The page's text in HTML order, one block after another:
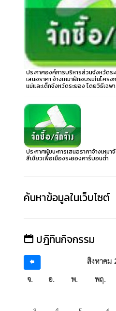
ประกาศองค์การบริหารส่วนจังหวัดร
เสนอราคา จ้างเหมาฝึกอบรมในโคร
แม่และเด็กจังหวัดระยอง โดยวิธีเฉพา
ประกาศผู้ชนะการเสนอราคาจ้างเหม
สีเขียวเพื่อเมืองระยองคาร์บอนต่ำ
ค้นหาข้อมูลในเว็บไซต์
ปฎิทินกิจกรรม
สิงหาคม
จ.
อ. พ. พฤ.